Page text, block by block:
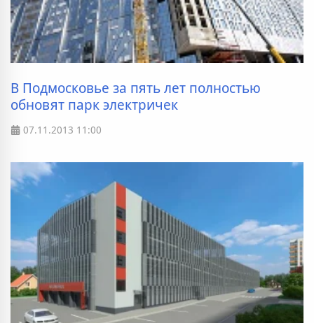
В Подмосковье за пять лет полностью
обновят парк электричек
07.11.2013 11:00